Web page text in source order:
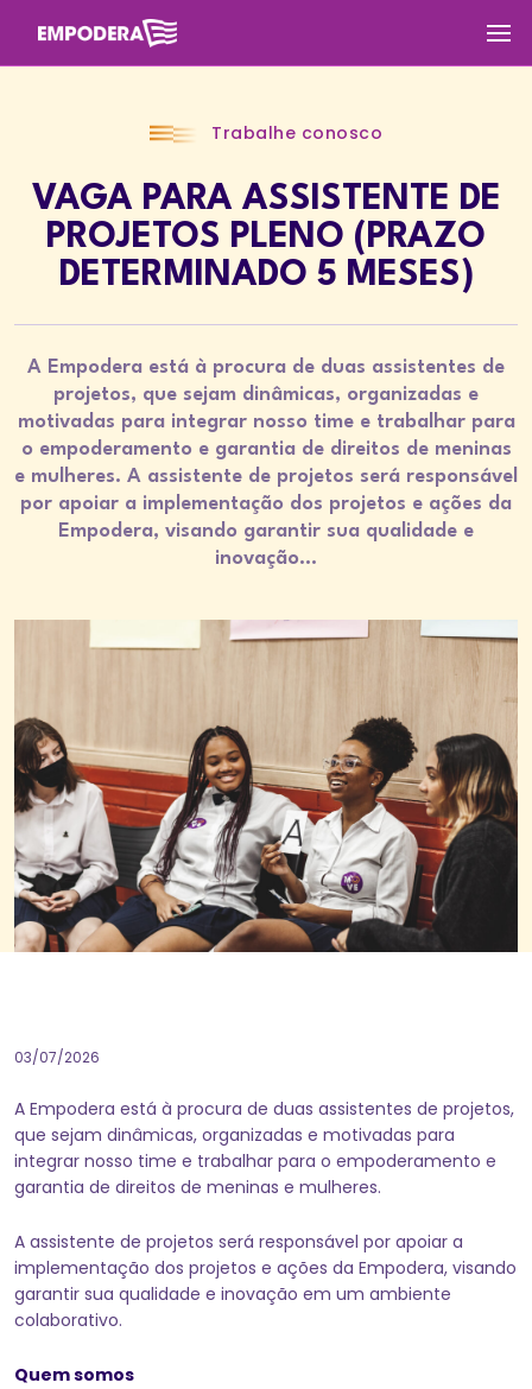
Trabalhe conosco
VAGA PARA ASSISTENTE DE
PROJETOS PLENO (PRAZO
DETERMINADO 5 MESES)
A Empodera está à procura de duas assistentes de
projetos, que sejam dinâmicas, organizadas e
motivadas para integrar nosso time e trabalhar para
o empoderamento e garantia de direitos de meninas
e mulheres. A assistente de projetos será responsável
por apoiar a implementação dos projetos e ações da
Empodera, visando garantir sua qualidade e
inovação…
03/07/2026
A Empodera está à procura de duas assistentes de projetos,
que sejam dinâmicas, organizadas e motivadas para
integrar nosso time e trabalhar para o empoderamento e
garantia de direitos de meninas e mulheres.
A assistente de projetos será responsável por apoiar a
implementação dos projetos e ações da Empodera, visando
garantir sua qualidade e inovação em um ambiente
colaborativo.
Quem somos